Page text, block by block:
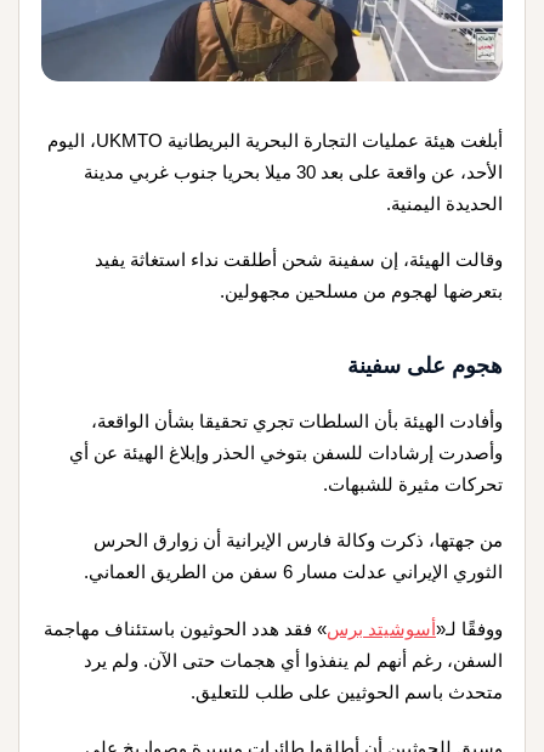
أبلغت هيئة عمليات التجارة البحرية البريطانية UKMTO، اليوم
الأحد، عن واقعة على بعد 30 ميلا بحريا جنوب غربي مدينة
الحديدة اليمنية.
وقالت الهيئة، إن سفينة شحن أطلقت نداء استغاثة يفيد
بتعرضها لهجوم من مسلحين مجهولين.
هجوم على سفينة
وأفادت ⁠الهيئة بأن السلطات تجري تحقيقا بشأن الواقعة، ​
وأصدرت ​إرشادات ⁠للسفن بتوخي الحذر وإبلاغ ​الهيئة عن ​أي
⁠تحركات مثيرة للشبهات.
من جهتها، ذكرت وكالة فارس الإيرانية أن زوارق الحرس
الثوري الإيراني عدلت مسار 6 سفن من الطريق العماني.
ووفقًا لـ«أسوشيتد برس» فقد هدد الحوثيون باستئناف مهاجمة
السفن، رغم أنهم لم ينفذوا أي هجمات حتى الآن. ولم يرد
متحدث باسم الحوثيين على طلب للتعليق.
وسبق للحوثيين أن أطلقوا طائرات مسيرة وصواريخ على